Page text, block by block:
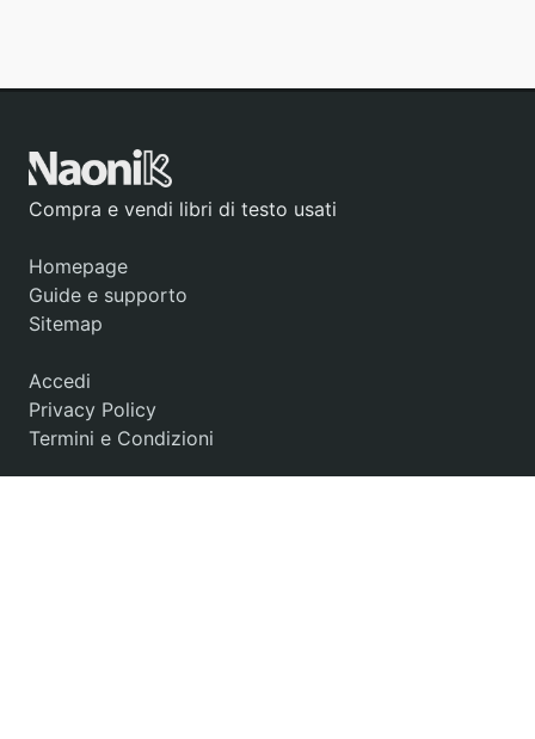
Compra e vendi libri di testo usati
Homepage
Guide e supporto
Sitemap
Accedi
Privacy Policy
Termini e Condizioni